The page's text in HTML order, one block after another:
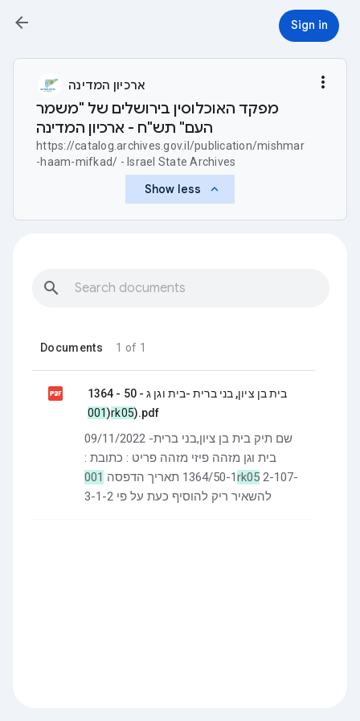
Sign in
arrow_back
ארכיון המדינה
מפקד האוכלוסין בירושלים של "משמר
העם" תש"ח - ארכיון המדינה
https://catalog.archives.gov.il/publication/mishmar
-haam-mifkad/ - Israel State Archives
more_vert
Show less keyboard_arrow_up
search
Documents 1 of 1

בית בן ציון, בני ברית -בית וגן ג - 50 - 1364
(001rk05).pdf
09/11/2022 שם תיק בית בן ציון,בני ברית-
בית וגן מזהה פיזי מזהה פריט : כתובת :
1364/50-1 תאריך הדפסה001rk05 2-107-
3-1-2 להשאיר ריק להוסיף כעת על פי